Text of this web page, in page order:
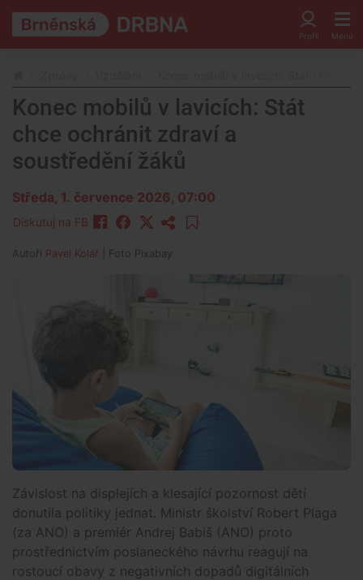
Konec mobilů v lavicích: Stát
chce ochránit zdraví a
soustředění žáků
Středa, 1. července 2026, 07:00
Diskutuj na FB
Autoři Pavel Kolář | Foto Pixabay
Závislost na displejích a klesající pozornost dětí
donutila politiky jednat. Ministr školství Robert Plaga
(za ANO) a premiér Andrej Babiš (ANO) proto
prostřednictvím poslaneckého návrhu reagují na
rostoucí obavy z negativních dopadů digitálních